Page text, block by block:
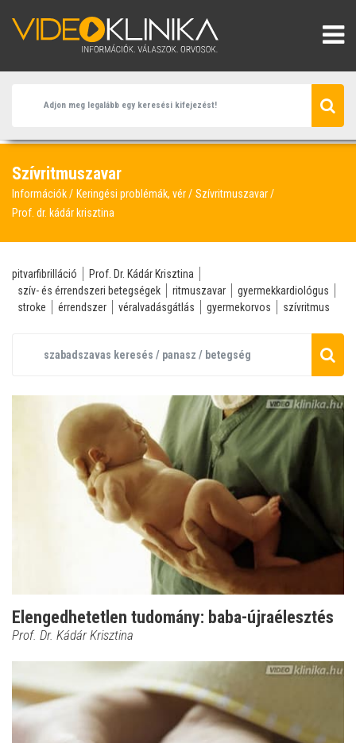
Szívritmuszavar
Információk Keringési problémák, vér
Szívritmuszavar
Prof. dr. kádár krisztina
pitvarfibrilláció
Prof. Dr. Kádár Krisztina
szív- és érrendszeri betegségek
ritmuszavar
gyermekkardiológus
stroke
érrendszer véralvadásgátlás gyermekorvos szívritmus
Elengedhetetlen tudomány: baba-újraélesztés
Prof. Dr. Kádár Krisztina